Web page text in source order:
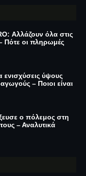
Αλλάζουν όλα στις
Πότε οι πληρωμές
ενισχύσεις ύψους
– Ποιοι είναι
ο πόλεμος στη
– Αναλυτικά